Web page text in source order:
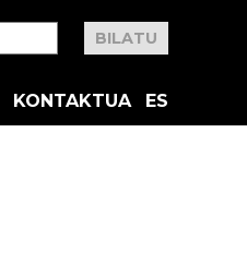
KONTAKTUA ES